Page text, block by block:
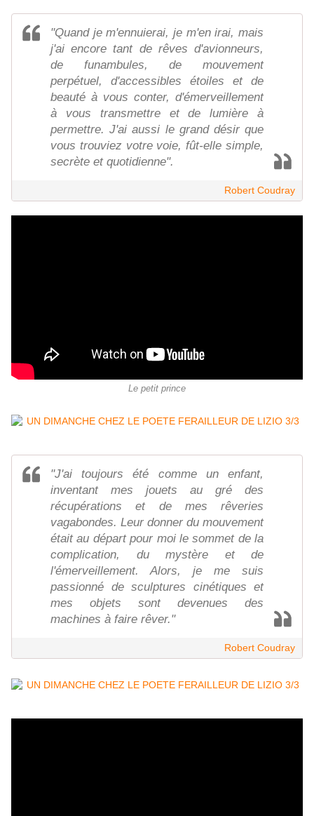
"Quand je m'ennuierai, je m'en irai, mais
j'ai encore tant de rêves d'avionneurs,
de funambules, de mouvement
perpétuel, d'accessibles étoiles et de
beauté à vous conter, d'émerveillement
à vous transmettre et de lumière à
permettre. J'ai aussi le grand désir que
vous trouviez votre voie, fût-elle simple,
secrète et quotidienne".
Robert Coudray
Le petit prince
"J'ai toujours été comme un enfant,
inventant mes jouets au gré des
récupérations et de mes rêveries
vagabondes. Leur donner du mouvement
était au départ pour moi le sommet de la
complication, du mystère et de
l'émerveillement. Alors, je me suis
passionné de sculptures cinétiques et
mes objets sont devenues des
machines à faire rêver."
Robert Coudray